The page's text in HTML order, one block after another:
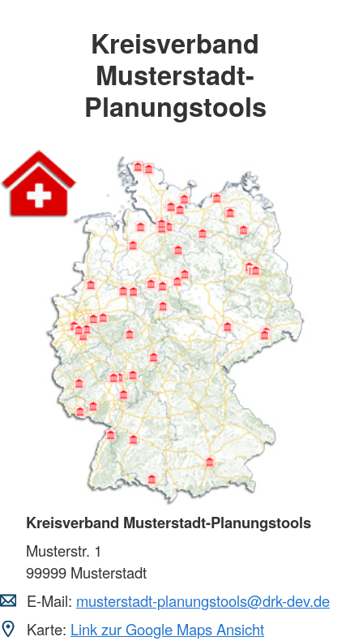
Kreisverband
Musterstadt-
Planungstools
Kreisverband Musterstadt-Planungstools
Musterstr. 1
99999 Musterstadt
E-Mail: musterstadt-planungstools@drk-dev.de
Karte: Link zur Google Maps Ansicht